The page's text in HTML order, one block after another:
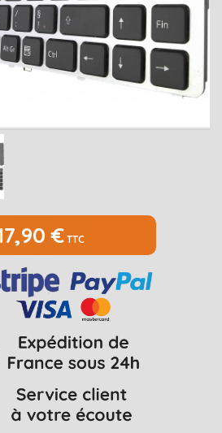
2
Open submenu
1
Open submenu
4
Open submenu
€TTC